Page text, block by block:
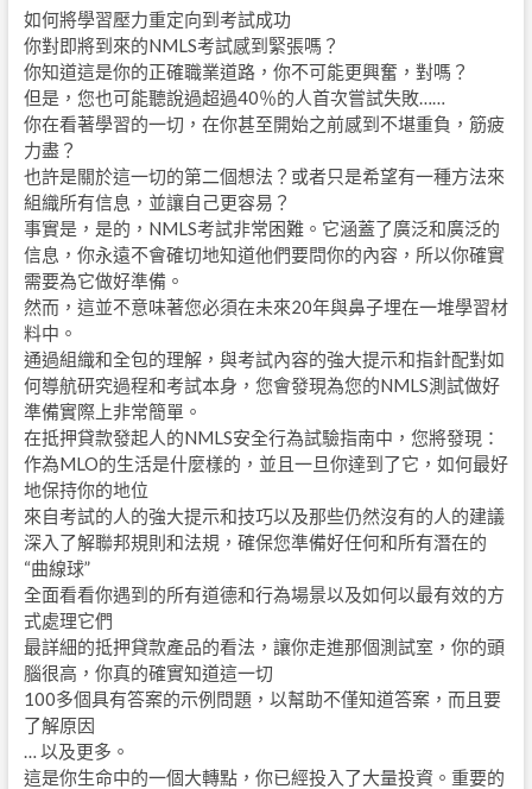
如何將學習壓力重定向到考試成功
你對即將到來的NMLS考試感到緊張嗎？
你知道這是你的正確職業道路，你不可能更興奮，對嗎？
但是，您也可能聽說過超過40％的人首次嘗試失敗……
你在看著學習的一切，在你甚至開始之前感到不堪重負，筋疲
力盡？
也許是關於這一切的第二個想法？或者只是希望有一種方法來
組織所有信息，並讓自己更容易？
事實是，是的，NMLS考試非常困難。它涵蓋了廣泛和廣泛的
信息，你永遠不會確切地知道他們要問你的內容，所以你確實
需要為它做好準備。
然而，這並不意味著您必須在未來20年與鼻子埋在一堆學習材
料中。
通過組織和全包的理解，與考試內容的強大提示和指針配對如
何導航研究過程和考試本身，您會發現為您的NMLS測試做好
準備實際上非常簡單。
在抵押貸款發起人的NMLS安全行為試驗指南中，您將發現：
作為MLO的生活是什麼樣的，並且一旦你達到了它，如何最好
地保持你的地位
來自考試的人的強大提示和技巧以及那些仍然沒有的人的建議
深入了解聯邦規則和法規，確保您準備好任何和所有潛在的
“曲線球”
全面看看你遇到的所有道德和行為場景以及如何以最有效的方
式處理它們
最詳細的抵押貸款產品的看法，讓你走進那個測試室，你的頭
腦很高，你真的確實知道這一切
100多個具有答案的示例問題，以幫助不僅知道答案，而且要
了解原因
… 以及更多。
這是你生命中的一個大轉點，你已經投入了大量投資。重要的